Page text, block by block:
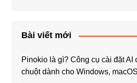
Bài viết mới
Pinokio là gì? Công cụ cài đặt AI
chuột dành cho Windows,